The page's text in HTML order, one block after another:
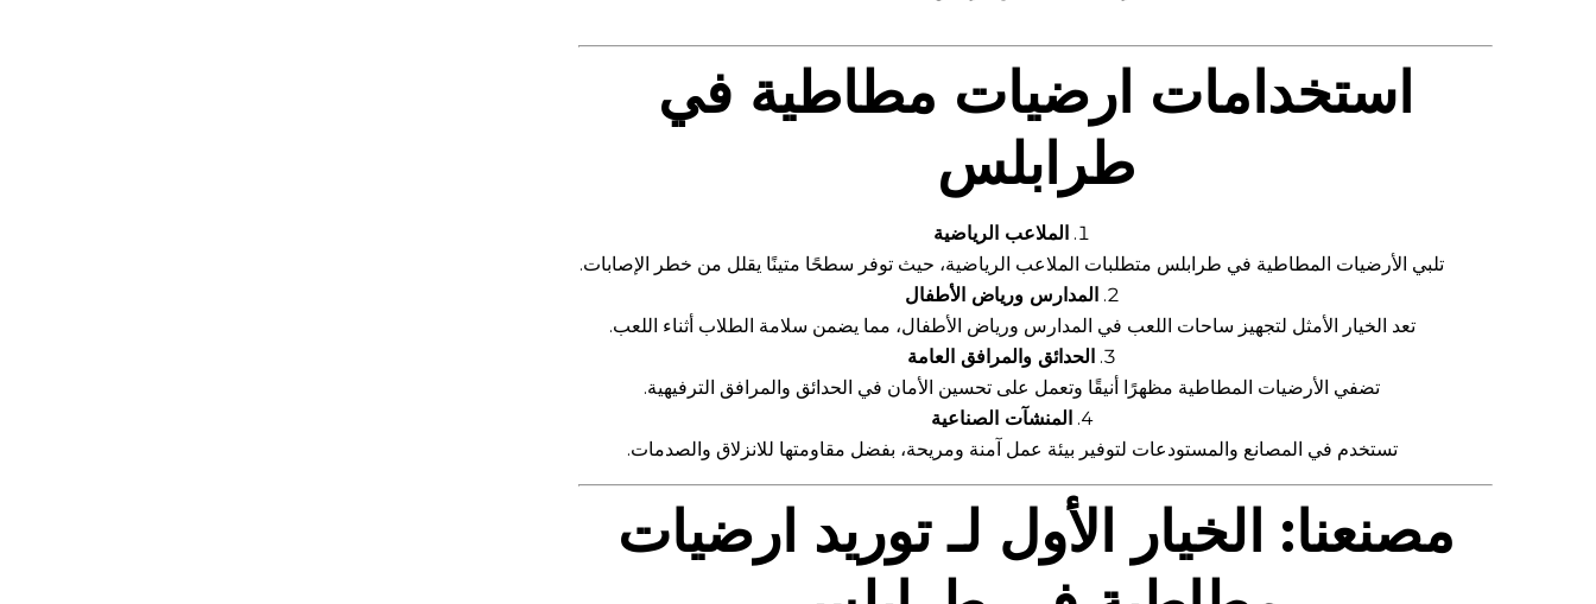
استخدامات ارضيات مطاطية في
طرابلس
الملاعب الرياضية
تلبي الأرضيات المطاطية في طرابلس متطلبات الملاعب الرياضية، حيث توفر سطحًا متينًا يقلل من خطر الإصابات.
المدارس ورياض الأطفال
تعد الخيار الأمثل لتجهيز ساحات اللعب في المدارس ورياض الأطفال، مما يضمن سلامة الطلاب أثناء اللعب.
الحدائق والمرافق العامة
تضفي الأرضيات المطاطية مظهرًا أنيقًا وتعمل على تحسين الأمان في الحدائق والمرافق الترفيهية.
المنشآت الصناعية
تستخدم في المصانع والمستودعات لتوفير بيئة عمل آمنة ومريحة، بفضل مقاومتها للانزلاق والصدمات.
مصنعنا: الخيار الأول لـتوريد ارضيات